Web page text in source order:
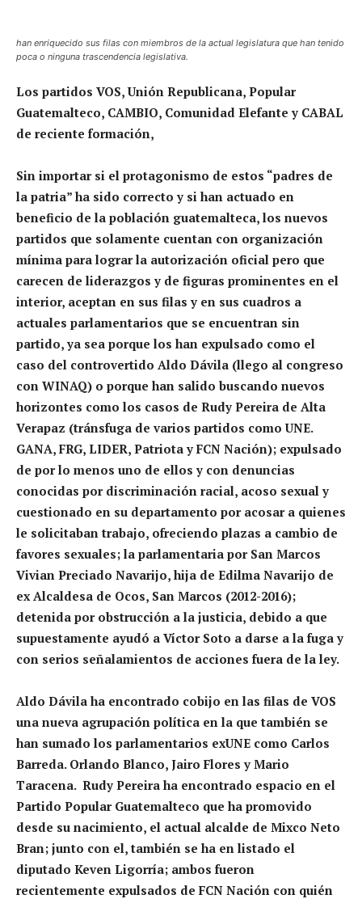
han enriquecido sus filas con miembros de la actual legislatura que han tenido
poca o ninguna trascendencia legislativa.
Los partidos VOS, Unión Republicana, Popular
Guatemalteco, CAMBIO, Comunidad Elefante y CABAL
de reciente formación,
Sin importar si el protagonismo de estos “padres de
la patria” ha sido correcto y si han actuado en
beneficio de la población guatemalteca, los nuevos
partidos que solamente cuentan con organización
mínima para lograr la autorización oficial pero que
carecen de liderazgos y de figuras prominentes en el
interior, aceptan en sus filas y en sus cuadros a
actuales parlamentarios que se encuentran sin
partido, ya sea porque los han expulsado como el
caso del controvertido Aldo Dávila (llego al congreso
con WINAQ) o porque han salido buscando nuevos
horizontes como los casos de Rudy Pereira de Alta
Verapaz (tránsfuga de varios partidos como UNE.
GANA, FRG, LIDER, Patriota y FCN Nación); expulsado
de por lo menos uno de ellos y con denuncias
conocidas por discriminación racial, acoso sexual y
cuestionado en su departamento por acosar a quienes
le solicitaban trabajo, ofreciendo plazas a cambio de
favores sexuales; la parlamentaria por San Marcos
Vivian Preciado Navarijo, hija de Edilma Navarijo de
ex Alcaldesa de Ocos, San Marcos (2012-2016);
detenida por obstrucción a la justicia, debido a que
supuestamente ayudó a Víctor Soto a darse a la fuga y
con serios señalamientos de acciones fuera de la ley.
Aldo Dávila ha encontrado cobijo en las filas de VOS
una nueva agrupación política en la que también se
han sumado los parlamentarios exUNE como Carlos
Barreda. Orlando Blanco, Jairo Flores y Mario
Taracena. Rudy Pereira ha encontrado espacio en el
Partido Popular Guatemalteco que ha promovido
desde su nacimiento, el actual alcalde de Mixco Neto
Bran; junto con el, también se ha en listado el
diputado Keven Ligorría; ambos fueron
recientemente expulsados de FCN Nación con quién